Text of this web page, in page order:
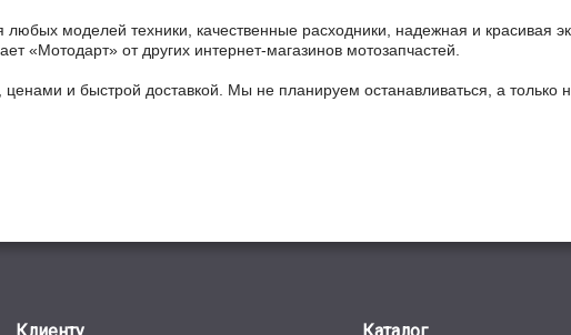
моделей техники, качественные расходники, надежная и красивая
«Мотодарт» от других интернет-магазинов мотозапчастей.
и быстрой доставкой. Мы не планируем останавливаться, а только